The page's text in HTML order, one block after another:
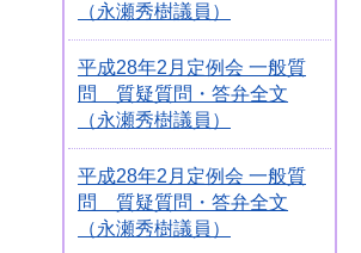
（永瀬秀樹議員）
平成28年2月定例会 一般質
問 質疑質問・答弁全文
（永瀬秀樹議員）
平成28年2月定例会 一般質
問 質疑質問・答弁全文
（永瀬秀樹議員）